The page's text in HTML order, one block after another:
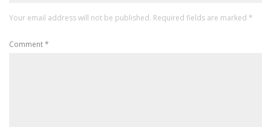
Your email address will not be published. Required fields are marked *
Comment*